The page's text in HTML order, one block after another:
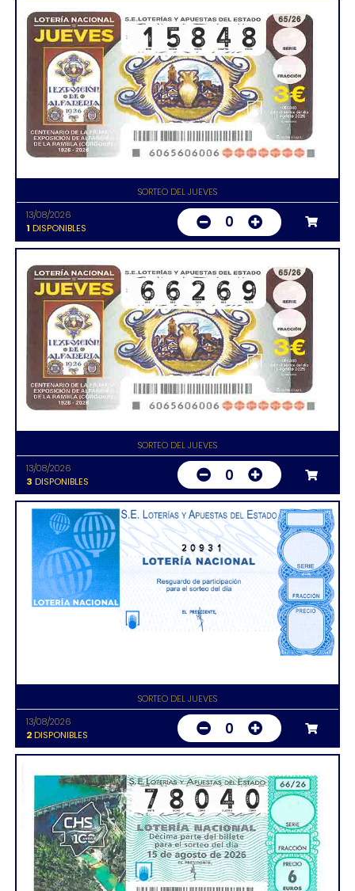
SORTEO DEL JUEVES
13/08/2026
1 DISPONIBLES 0
SORTEO DEL JUEVES
13/08/2026
3 DISPONIBLES 0
20931
SORTEO DEL JUEVES
13/08/2026
2DISPONIBLES 0